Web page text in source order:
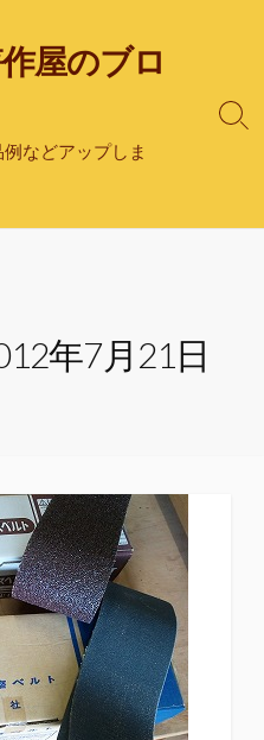
屋のブロ
などアップしま
年7月21日